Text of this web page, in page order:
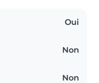
Oui
Non
Non